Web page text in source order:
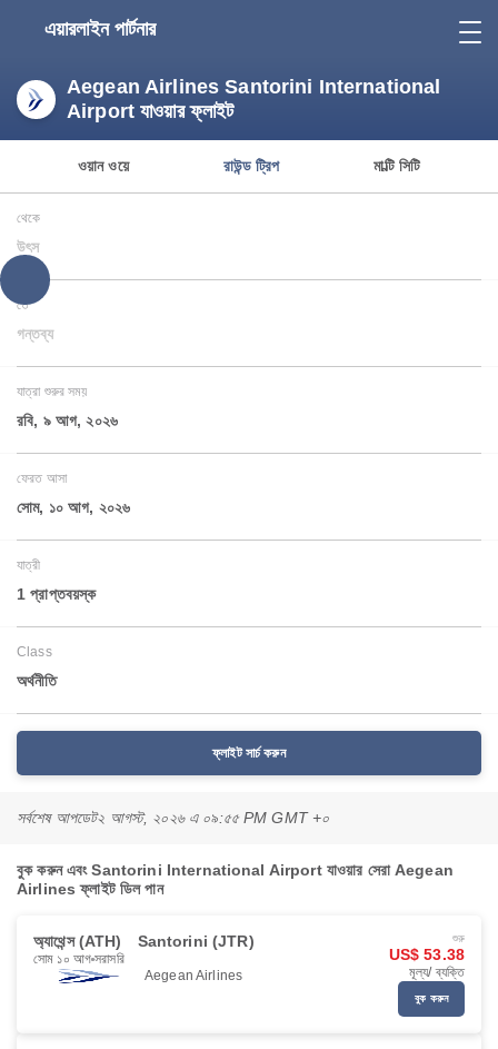
এয়ারলাইন পার্টনার
Aegean Airlines Santorini International
Airport যাওয়ার ফ্লাইট
ওয়ান ওয়ে রাউন্ড ট্রিপ মাল্টি সিটি
থেকে
উৎস
তে
গন্তব্য
যাত্রা শুরুর সময়
রবি, ৯ আগ, ২০২৬
ফেরত আসা
সোম, ১০ আগ, ২০২৬
যাত্রী
1 প্রাপ্তবয়স্ক
Class
অর্থনীতি
ফ্লাইট সার্চ করুন
সর্বশেষ আপডেট২ আগস্ট, ২০২৬ এ ০৯:৫৫ PM GMT +০
বুক করুন এবং Santorini International Airport যাওয়ার সেরা Aegean
Airlines ফ্লাইট ডিল পান
অ্যাথেন্স (ATH) Santorini (JTR)
সোম ১০ আগ সরাসরি
Aegean Airlines
শুরু
US$ 53.38
মূল্য/ ব্যক্তি
বুক করুন